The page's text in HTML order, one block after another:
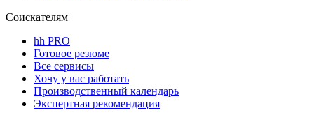
Соискателям
hh PRO
Готовое резюме
Все сервисы
Хочу у вас работать
Производственный календарь
Экспертная рекомендация